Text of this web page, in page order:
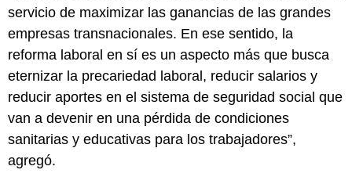
servicio de maximizar las ganancias de las grandes
empresas transnacionales. En ese sentido, la
reforma laboral en sí es un aspecto más que busca
eternizar la precariedad laboral, reducir salarios y
reducir aportes en el sistema de seguridad social que
van a devenir en una pérdida de condiciones
sanitarias y educativas para los trabajadores”,
agregó.